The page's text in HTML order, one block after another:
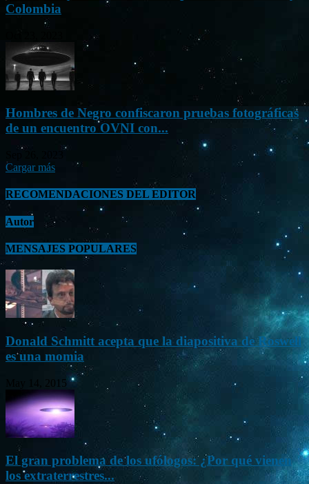
Colombia
Hombres de Negro confiscaron pruebas fotográficas
de un encuentro OVNI con...
Cargar más
RECOMENDACIONES DEL EDITOR
Autor
MENSAJES POPULARES
Donald Schmitt acepta que la diapositiva de Roswell
es una momia
May 14, 2015
El gran problema de los ufólogos: ¿Por qué vienen
los extraterrestres...